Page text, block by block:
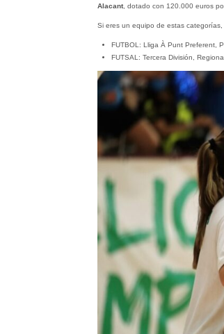
Alacant, dotado con 120.000 euros
Si eres un equipo de estas
FUTBOL: Lliga À Punt Preferent,
FUTSAL: Tercera División,